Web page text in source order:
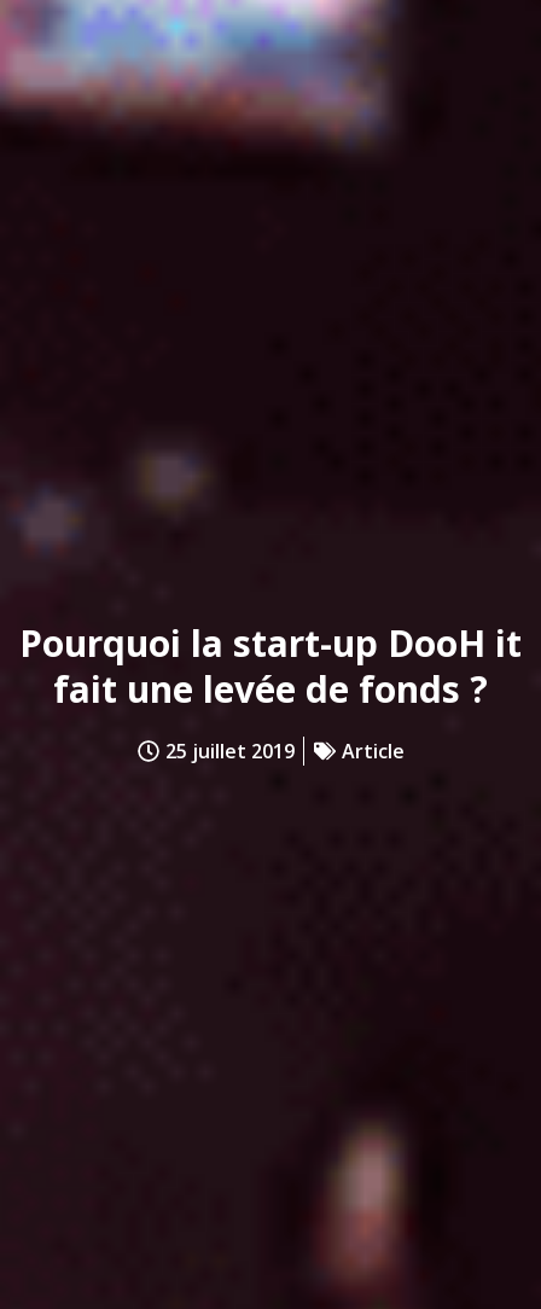
Pourquoi la start-up DooH it
fait une levée de fonds ?
25 juillet 2019 Article